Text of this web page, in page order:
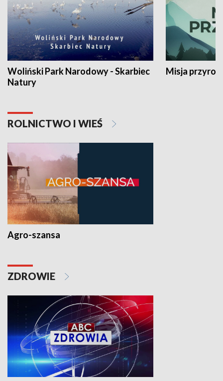
Woliński Park Narodowy - Skarbiec
Natury
Misja
ROLNICTWO I WIEŚ
Agro-szansa
ZDROWIE